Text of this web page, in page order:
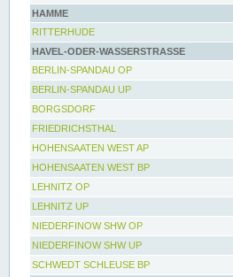
HAMME
RITTERHUDE
HAVEL-ODER-WASSERSTRASSE
BERLIN-SPANDAU OP
BERLIN-SPANDAU UP
BORGSDORF
FRIEDRICHSTHAL
HOHENSAATEN WEST AP
HOHENSAATEN WEST BP
LEHNITZ OP
LEHNITZ UP
NIEDERFINOW SHW OP
NIEDERFINOW SHW UP
SCHWEDT SCHLEUSE BP